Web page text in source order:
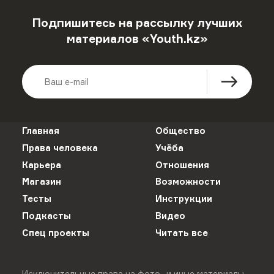
Подпишитесь на рассылку лучших
материалов «Youth.kz»
Главная
Общество
Права человека
Учёба
Карьера
Отношения
Магазин
Возможности
Тесты
Инструкции
Подкасты
Видео
Спец проекты
Читать все